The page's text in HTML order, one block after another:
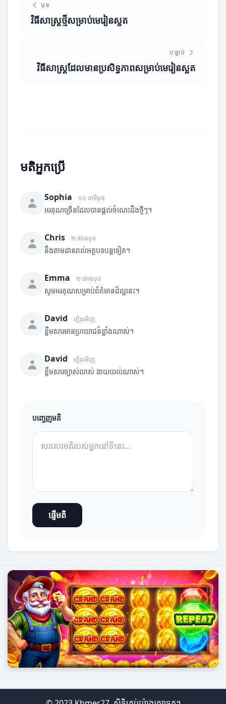
មុន
វិធីសាស្ត្រថ្មីសម្រាប់មេរៀនស្លត
បន្ទាប់
វិធីសាស្ត្រដែលមានប្រសិទ្ធភាពសម្រាប់មេរៀនស្លត
មតិអ្នកប្រើ
Sophia ១០ នាទីមុន
អរគុណច្រើនដែលបានផ្តល់ចំណេះដឹងថ្មីៗ។
Chris ២ ម៉ោងមុន
នឹងតាមដានរាល់អត្ថបទបន្តទៀត។
Emma ២ ម៉ោងមុន
សូមអរគុណសម្រាប់ព័ត៌មានដ៏ល្អនេះ។
David ម្សិលមិញ
ខ្លឹមសារមានប្រយោជន៍ខ្លាំងណាស់។
David ម្សិលមិញ
ខ្លឹមសារច្បាស់លាស់ ងាយយល់ណាស់។
បញ្ចេញមតិ
ផ្ញើមតិ